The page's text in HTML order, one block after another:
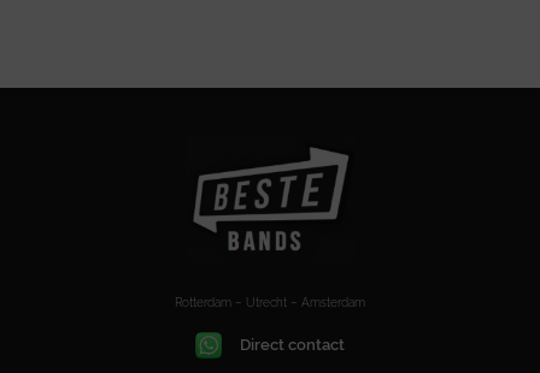
Rotterdam – Utrecht – Amsterdam
Direct contact